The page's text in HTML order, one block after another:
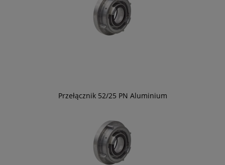
Przełącznik 52/25 PN Aluminium